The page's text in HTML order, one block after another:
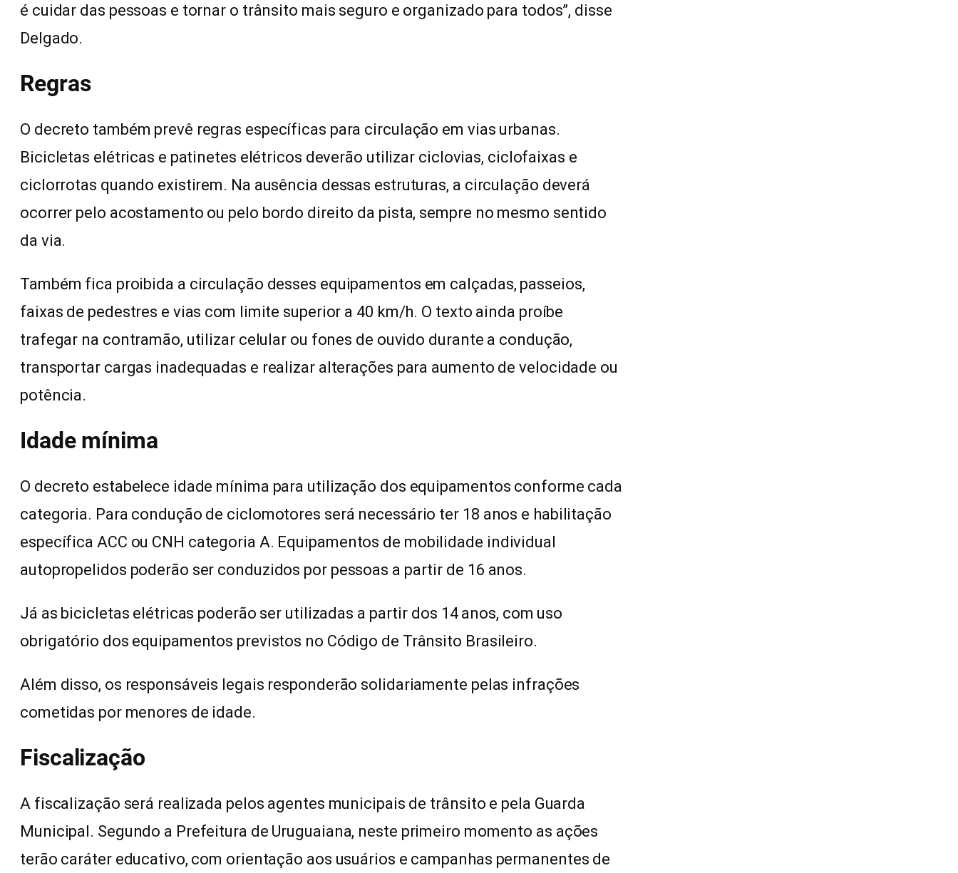
é cuidar das pessoas e tornar o trânsito mais seguro e organizado para todos”, disse
Delgado.
Regras
O decreto também prevê regras específicas para circulação em vias urbanas.
Bicicletas elétricas e patinetes elétricos deverão utilizar ciclovias, ciclofaixas e
ciclorrotas quando existirem. Na ausência dessas estruturas, a circulação deverá
ocorrer pelo acostamento ou pelo bordo direito da pista, sempre no mesmo sentido
da via.
Também fica proibida a circulação desses equipamentos em calçadas, passeios,
faixas de pedestres e vias com limite superior a 40 km/h. O texto ainda proíbe
trafegar na contramão, utilizar celular ou fones de ouvido durante a condução,
transportar cargas inadequadas e realizar alterações para aumento de velocidade ou
potência.
Idade mínima
O decreto estabelece idade mínima para utilização dos equipamentos conforme cada
categoria. Para condução de ciclomotores será necessário ter 18 anos e habilitação
específica ACC ou CNH categoria A. Equipamentos de mobilidade individual
autopropelidos poderão ser conduzidos por pessoas a partir de 16 anos.
Já as bicicletas elétricas poderão ser utilizadas a partir dos 14 anos, com uso
obrigatório dos equipamentos previstos no Código de Trânsito Brasileiro.
Além disso, os responsáveis legais responderão solidariamente pelas infrações
cometidas por menores de idade.
Fiscalização
A fiscalização será realizada pelos agentes municipais de trânsito e pela Guarda
Municipal. Segundo a Prefeitura de Uruguaiana, neste primeiro momento as ações
terão caráter educativo, com orientação aos usuários e campanhas permanentes de